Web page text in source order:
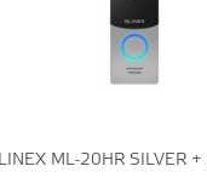
ML-20HR SILVER +